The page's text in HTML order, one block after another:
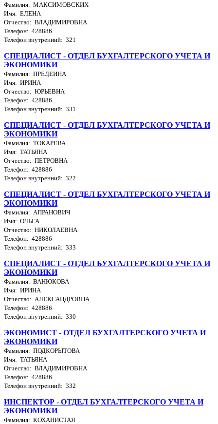
Фамилия: МАКСИМОВСКИХ
Имя: ЕЛЕНА
Отчество: ВЛАДИМИРОВНА
Телефон: 428886
Телефон внутренний: 321
СПЕЦИАЛИСТ - ОТДЕЛ БУХГАЛТЕРСКОГО УЧЕТА И
ЭКОНОМИКИ
Фамилия: ПРЕДЕИНА
Имя: ИРИНА
Отчество: ЮРЬЕВНА
Телефон: 428886
Телефон внутренний: 331
СПЕЦИАЛИСТ - ОТДЕЛ БУХГАЛТЕРСКОГО УЧЕТА И
ЭКОНОМИКИ
Фамилия: ТОКАРЕВА
Имя: ТАТЬЯНА
Отчество: ПЕТРОВНА
Телефон: 428886
Телефон внутренний: 322
СПЕЦИАЛИСТ - ОТДЕЛ БУХГАЛТЕРСКОГО УЧЕТА И
ЭКОНОМИКИ
Фамилия: АПРАНОВИЧ
Имя: ОЛЬГА
Отчество: НИКОЛАЕВНА
Телефон: 428886
Телефон внутренний: 333
СПЕЦИАЛИСТ - ОТДЕЛ БУХГАЛТЕРСКОГО УЧЕТА И
ЭКОНОМИКИ
Фамилия: ВАНЮКОВА
Имя: ИРИНА
Отчество: АЛЕКСАНДРОВНА
Телефон: 428886
Телефон внутренний: 330
ЭКОНОМИСТ - ОТДЕЛ БУХГАЛТЕРСКОГО УЧЕТА И
ЭКОНОМИКИ
Фамилия: ПОДКОРЫТОВА
Имя: ТАТЬЯНА
Отчество: ВЛАДИМИРОВНА
Телефон: 428886
Телефон внутренний: 332
ИНСПЕКТОР - ОТДЕЛ БУХГАЛТЕРСКОГО УЧЕТА И
ЭКОНОМИКИ
Фамилия: КОХАНИСТАЯ